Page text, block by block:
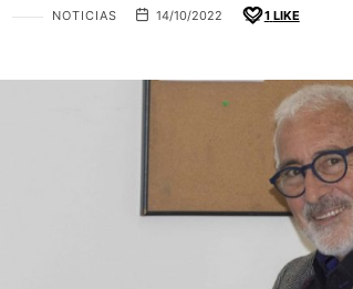
NOTICIAS 14/10/2022 1 LIKE